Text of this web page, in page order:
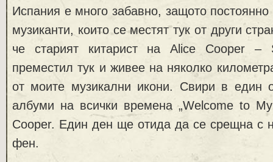
Испания е много забавно, защото
музиканти, които се местят тук от други
че старият китарист на Alice Cooper
преместил тук и живее на няколко
от моите музикални икони. Свири в един
албуми на всички времена „Welcome to
Cooper. Един ден ще отида да се срещна с
фен.